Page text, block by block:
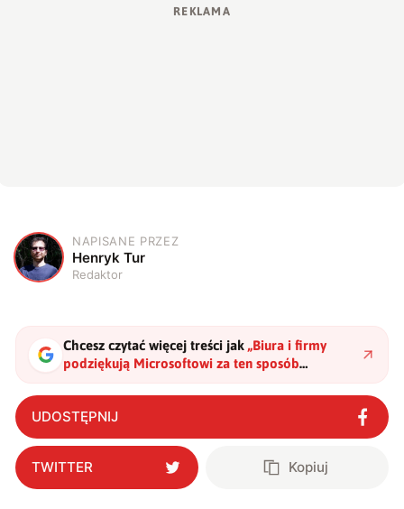
H
NAPISANE PRZEZ
Henryk Tur
Redaktor
Chcesz czytać więcej treści jak „Biura i firmy
podziękują Microsoftowi za ten sposób
wprowadzania aktualizacji Windows"?
UDOSTĘPNIJ
TWITTER Kopiuj